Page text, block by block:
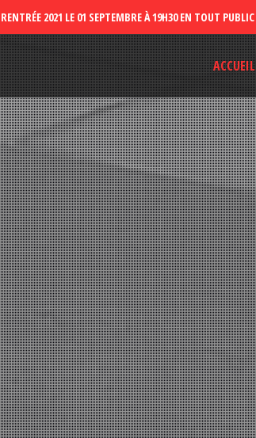
ACCUEIL